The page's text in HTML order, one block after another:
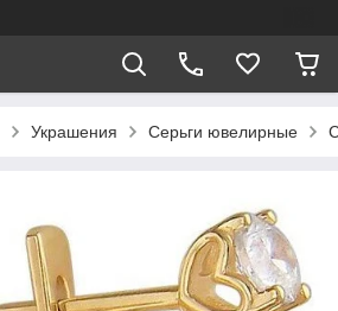
Украшения Серьги ювелирные